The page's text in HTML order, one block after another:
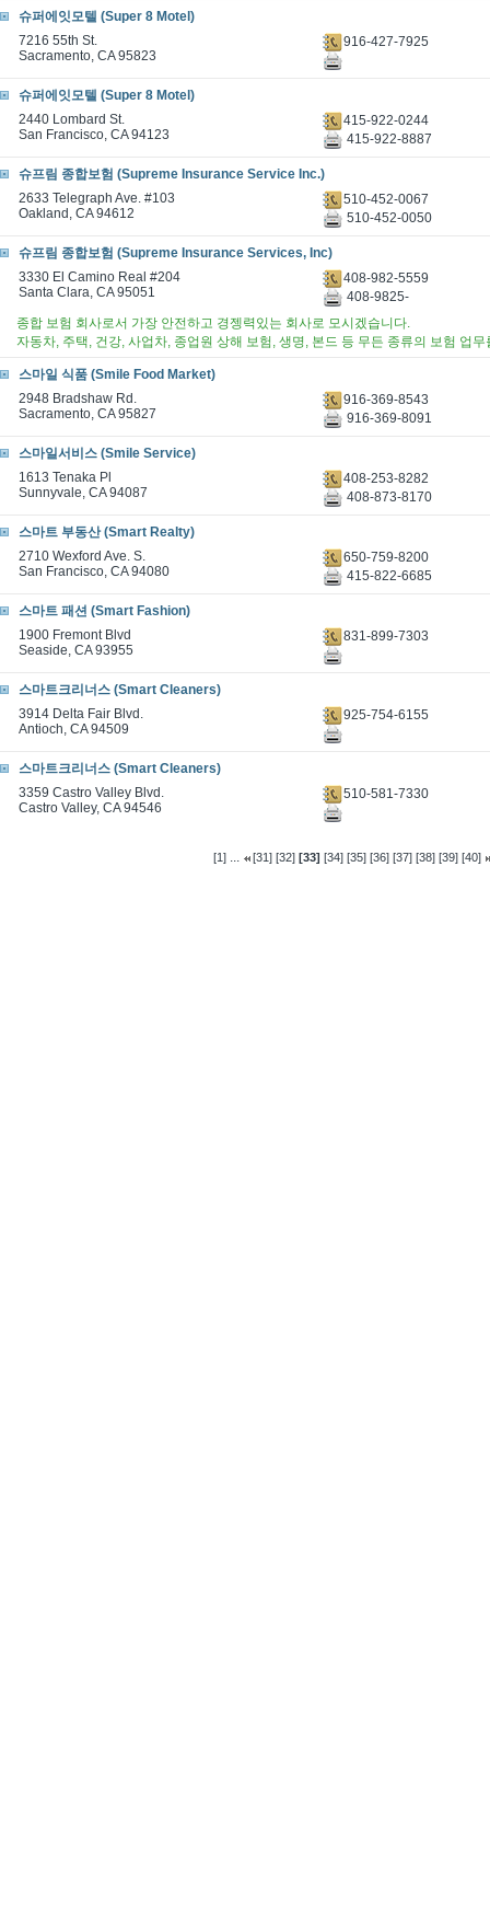
슈퍼에잇모텔 (Super 8 Motel)
7216 55th St.
Sacramento, CA 95823
916-427-7925
슈퍼에잇모텔 (Super 8 Motel)
2440 Lombard St.
San Francisco, CA 94123
415-922-0244
415-922-8887
슈프림 종합보험 (Supreme Insurance Service Inc.)
2633 Telegraph Ave. #103
Oakland, CA 94612
510-452-0067
510-452-0050
슈프림 종합보험 (Supreme Insurance Services, Inc)
3330 El Camino Real #204
Santa Clara, CA 95051
408-982-5559
408-9825-
종합 보험 회사로서 가장 안전하고 경젱력있는 회사로 모시겠습니다.
자동차, 주택, 건강, 사업차, 종업원 상해 보험, 생명, 본드 등 무든 종류의 보험 업
스마일 식품 (Smile Food Market)
2948 Bradshaw Rd.
Sacramento, CA 95827
916-369-8543
916-369-8091
스마일서비스 (Smile Service)
1613 Tenaka Pl
Sunnyvale, CA 94087
408-253-8282
408-873-8170
스마트 부동산 (Smart Realty)
2710 Wexford Ave. S.
San Francisco, CA 94080
650-759-8200
415-822-6685
스마트 패션 (Smart Fashion)
1900 Fremont Blvd
Seaside, CA 93955
831-899-7303
스마트크리너스 (Smart Cleaners)
3914 Delta Fair Blvd.
Antioch, CA 94509
925-754-6155
스마트크리너스 (Smart Cleaners)
3359 Castro Valley Blvd.
Castro Valley, CA 94546
510-581-7330
[1] ... [31] [32] [33] [34] [35] [36] [37] [38] [39] [40]